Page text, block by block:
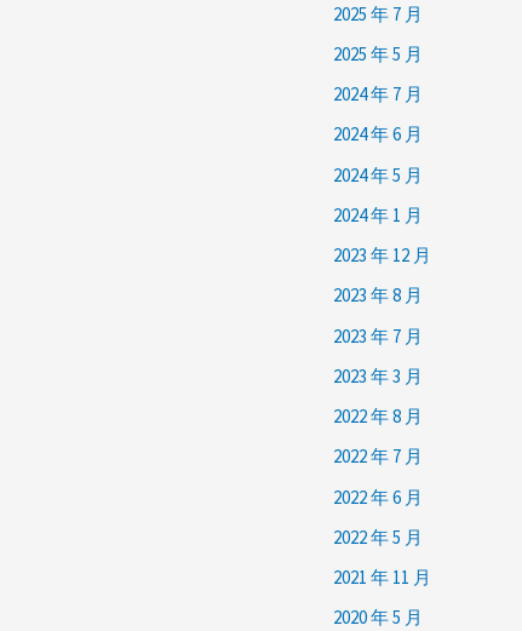
2025 年 7 月
2025 年 5 月
2024 年 7 月
2024 年 6 月
2024 年 5 月
2024 年 1 月
2023 年 12 月
2023 年 8 月
2023 年 7 月
2023 年 3 月
2022 年 8 月
2022 年 7 月
2022 年 6 月
2022 年 5 月
2021 年 11 月
2020 年 5 月